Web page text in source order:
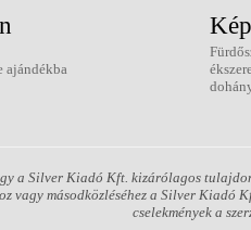
ajándékba
a Silver Kiadó Kft. kizárólagos
vagy másodközléséhez a Silver
cselekmények a